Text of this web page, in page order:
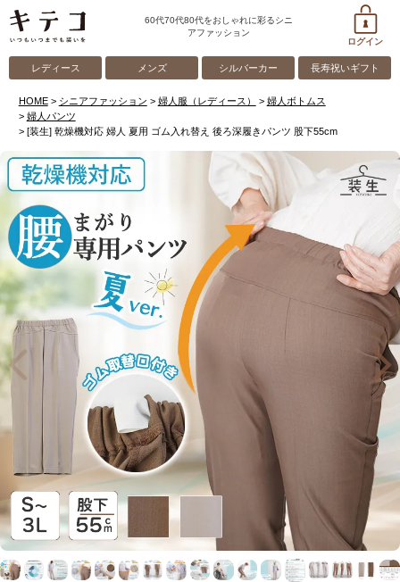
60代70代80代をおしゃれに彩るシニ
アファッション
ログイン
レディース メンズ シルバーカー 長寿祝いギフト
HOME シニアファッション 婦人服（レディース）
婦人ボトムス
婦人パンツ
[装生] 乾燥機対応 婦人 夏用 ゴム入れ替え 後ろ深履きパンツ 股下55cm